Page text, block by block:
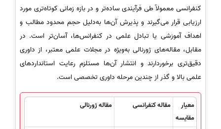
کنفرانسی معمولاً طی فرآیندی ساده‌تر و در بازه زمانی کوتاه‌تری مورد
ارزیابی قرار می‌گیرند و پذیرش آن‌ها به‌دلیل حجم محدود مطالب و
اهداف آموزشی یا تبادل علمی در کنفرانس‌ها، آسان‌تر است. در
مقابل، مقاله‌های ژورنالی به‌ویژه در مجلات علمی معتبر، از داوری
دقیق‌تری برخوردارند و انتشار آن‌ها مستلزم رعایت استانداردهای
علمی بالا و گذر از چندین مرحله داوری تخصصی است.
معیار
مقایسه
مقاله کنفرانسی مقاله ژورنالی